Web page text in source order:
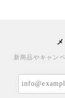
新商品やキャン